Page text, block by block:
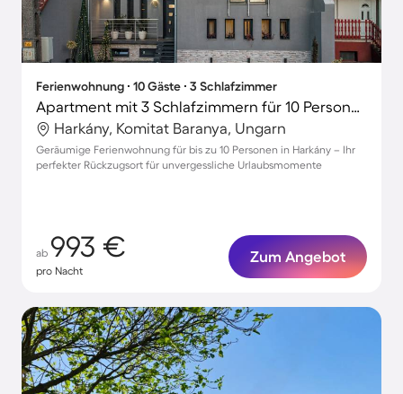
Ferienwohnung ∙ 10 Gäste ∙ 3 Schlafzimmer
Apartment mit 3 Schlafzimmern für 10 Personen
Harkány, Komitat Baranya, Ungarn
Geräumige Ferienwohnung für bis zu 10 Personen in Harkány – Ihr
perfekter Rückzugsort für unvergessliche Urlaubsmomente
ab 993 €
pro Nacht
Zum Angebot